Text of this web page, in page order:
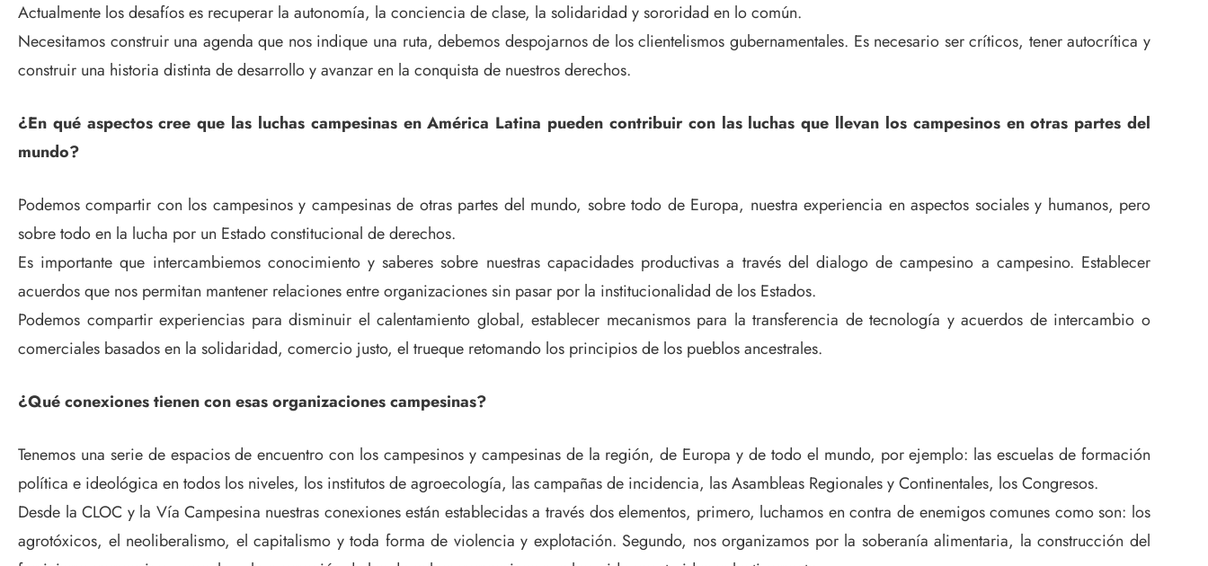
Actualmente los desafíos es recuperar la autonomía, la conciencia de clase, la solidaridad y sororidad en lo común.
Necesitamos construir una agenda que nos indique una ruta, debemos despojarnos de los clientelismos gubernamentales. Es necesario ser críticos, tener autocrítica y
construir una historia distinta de desarrollo y avanzar en la conquista de nuestros derechos.
¿En qué aspectos cree que las luchas campesinas en América Latina pueden contribuir con las luchas que llevan los campesinos en otras partes del
mundo?
Podemos compartir con los campesinos y campesinas de otras partes del mundo, sobre todo de Europa, nuestra experiencia en aspectos sociales y humanos, pero
sobre todo en la lucha por un Estado constitucional de derechos.
Es importante que intercambiemos conocimiento y saberes sobre nuestras capacidades productivas a través del dialogo de campesino a campesino. Establecer
acuerdos que nos permitan mantener relaciones entre organizaciones sin pasar por la institucionalidad de los Estados.
Podemos compartir experiencias para disminuir el calentamiento global, establecer mecanismos para la transferencia de tecnología y acuerdos de intercambio o
comerciales basados en la solidaridad, comercio justo, el trueque retomando los principios de los pueblos ancestrales.
¿Qué conexiones tienen con esas organizaciones campesinas?
Tenemos una serie de espacios de encuentro con los campesinos y campesinas de la región, de Europa y de todo el mundo, por ejemplo: las escuelas de formación
política e ideológica en todos los niveles, los institutos de agroecología, las campañas de incidencia, las Asambleas Regionales y Continentales, los Congresos.
Desde la CLOC y la Vía Campesina nuestras conexiones están establecidas a través dos elementos, primero, luchamos en contra de enemigos comunes como son: los
agrotóxicos, el neoliberalismo, el capitalismo y toda forma de violencia y explotación. Segundo, nos organizamos por la soberanía alimentaria, la construcción del